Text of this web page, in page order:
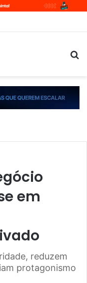
em
reduzem
protagonismo